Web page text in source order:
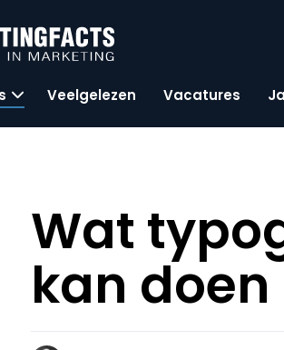
Veelgelezen Vacatures
Wat
kan doen